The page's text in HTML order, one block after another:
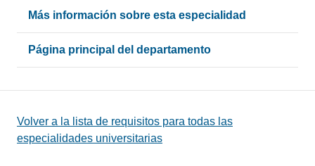
Más información sobre esta especialidad
Página principal del departamento
Volver a la lista de requisitos para todas las
especialidades universitarias